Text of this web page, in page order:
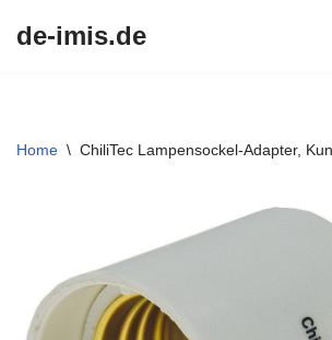
de-imis.de
Home \ ChiliTec Lampensockel-Adapter,